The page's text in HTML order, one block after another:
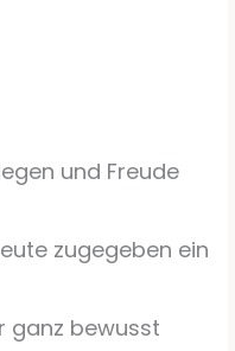
und Freude
zugegeben ein
ganz bewusst